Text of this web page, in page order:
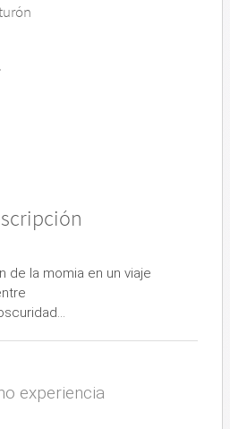
de la momia en un viaje
experiencia